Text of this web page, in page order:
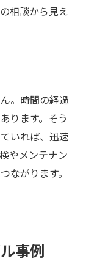
相談から見え
。時間の経過
ります。そう
いれば、迅速
やメンテナン
ながります。
事例